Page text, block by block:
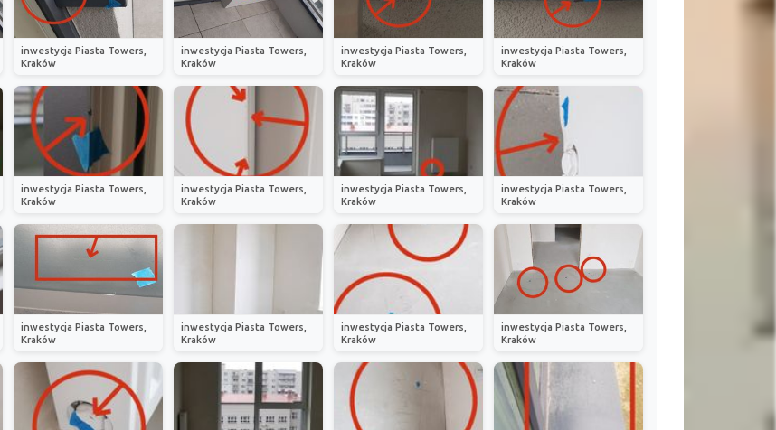
inwestycja Piasta Towers,
Kraków
inwestycja Piasta Towers,
Kraków
inwestycja Piasta Towers,
Kraków
inwestycja Piasta Towers,
Kraków
inwestycja Piasta Towers,
Kraków
inwestycja Piasta Towers,
Kraków
inwestycja Piasta Towers,
Kraków
inwestycja Piasta Towers,
Kraków
inwestycja Piasta Towers,
Kraków
inwestycja Piasta Towers,
Kraków
inwestycja Piasta Towers,
Kraków
inwestycja Piasta Towers,
Kraków